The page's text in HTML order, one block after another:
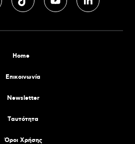
Home
Επικοινωνία
Newsletter
Tαυτότητα
Όροι Χρήσης